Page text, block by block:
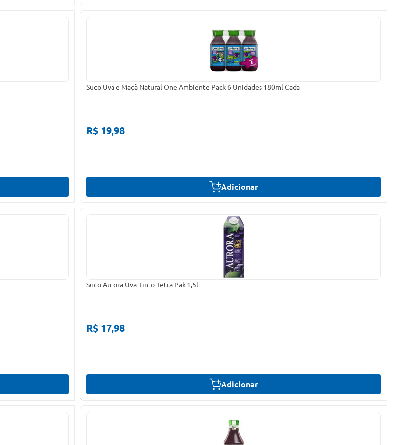
Suco Uva e Maçã Natural One Ambiente Pack 6 Unidades 180ml Cada
R$ 19,98
Adicionar
Suco Aurora Uva Tinto Tetra Pak 1,5l
R$ 17,98
Adicionar